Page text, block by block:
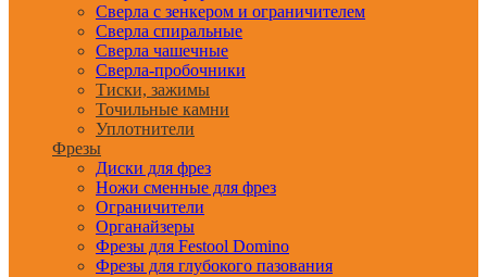
Сверла с зенкером и ограничителем
Сверла спиральные
Сверла чашечные
Сверла-пробочники
Тиски, зажимы
Точильные камни
Уплотнители
Фрезы
Диски для фрез
Ножи сменные для фрез
Ограничители
Органайзеры
Фрезы для Festool Domino
Фрезы для глубокого пазования